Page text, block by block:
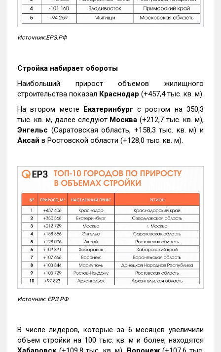
Источник:ЕРЗ.РФ
Стройка набирает обороты
Наибольший прирост объемов жилищного
строительства показал Краснодар (+457,4 тыс. кв. м).
На втором месте Екатеринбургс ростом на 350,3
тыс. кв. м, далее следуют Москва (+212,7 тыс. кв. м),
Энгельс (Саратовская область, +158,3 тыс. кв. м) и
Аксай в Ростовской области (+128,0 тыс. кв. м).
Источник: ЕРЗ.РФ
В числе лидеров, которые за 6 месяцев увеличили
объем стройки на 100 тыс. кв. м и более, находятся